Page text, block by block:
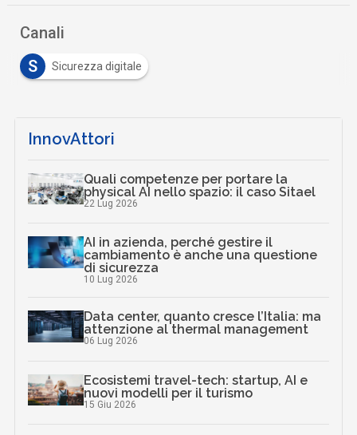
Canali
S
Sicurezza digitale
InnovAttori
Quali competenze per portare la
physical AI nello spazio: il caso Sitael
22 Lug 2026
AI in azienda, perché gestire il
cambiamento è anche una questione
di sicurezza
10 Lug 2026
Data center, quanto cresce l’Italia: ma
attenzione al thermal management
06 Lug 2026
Ecosistemi travel-tech: startup, AI e
nuovi modelli per il turismo
15 Giu 2026